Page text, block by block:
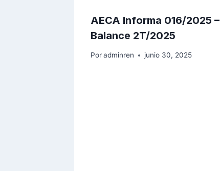
AECA Informa 016/2025 –
Balance 2T/2025
Poradminren junio 30, 2025